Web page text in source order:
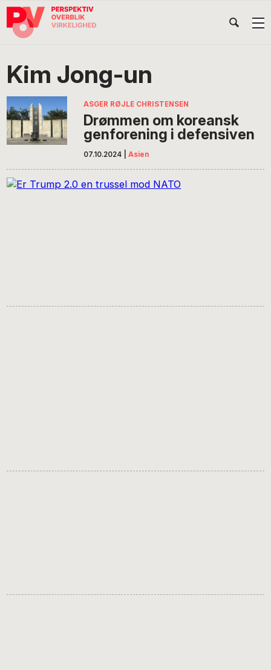
Gå
direkte
navigation
Skip
indhold
Gå
direkte
POV
International
Kim Jong-un
ASGER RØJLE CHRISTENSEN
Drømmen om koreansk
genforening i defensiven
07.10.2024 Asien